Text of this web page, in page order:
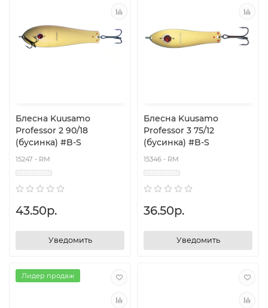
Блесна Kuusamo
Professor 2 90/18
(бусинка) #B-S
15247 - RM
43.50р.
Уведомить
Блесна Kuusamo
Professor 3 75/12
(бусинка) #B-S
15346 - RM
36.50р.
Уведомить
Лидер продаж